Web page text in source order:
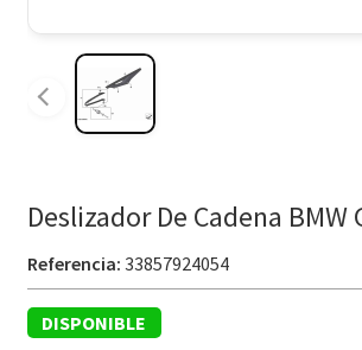
Deslizador De Cadena BMW
Referencia: 33857924054
DISPONIBLE